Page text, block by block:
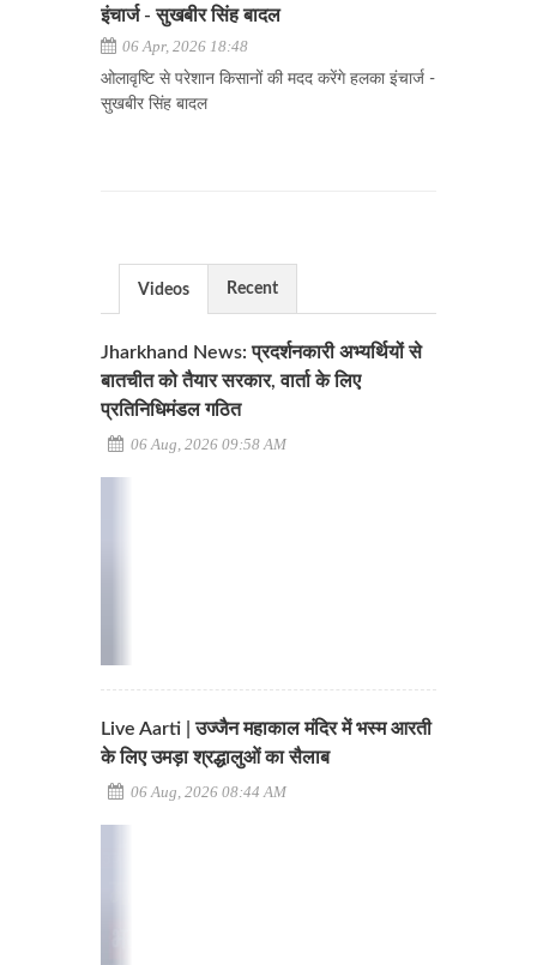
इंचार्ज - सुखबीर सिंह बादल
06 Apr, 2026 18:48
ओलावृष्टि से परेशान किसानों की मदद करेंगे हलका इंचार्ज -
सुखबीर सिंह बादल
Videos Recent
Jharkhand News: प्रदर्शनकारी अभ्यर्थियों से
बातचीत को तैयार सरकार, वार्ता के लिए
प्रतिनिधिमंडल गठित
06 Aug, 2026 09:58 AM
Live Aarti | उज्जैन महाकाल मंदिर में भस्म आरती
के लिए उमड़ा श्रद्धालुओं का सैलाब
06 Aug, 2026 08:44 AM